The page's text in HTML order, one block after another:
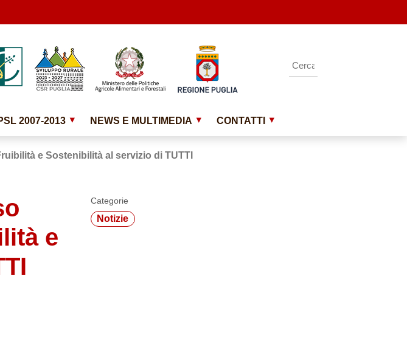
2007-2013 NEWS E MULTIMEDIA CONTATTI
e Sostenibilità al servizio di TUTTI
e
Categorie
Notizie